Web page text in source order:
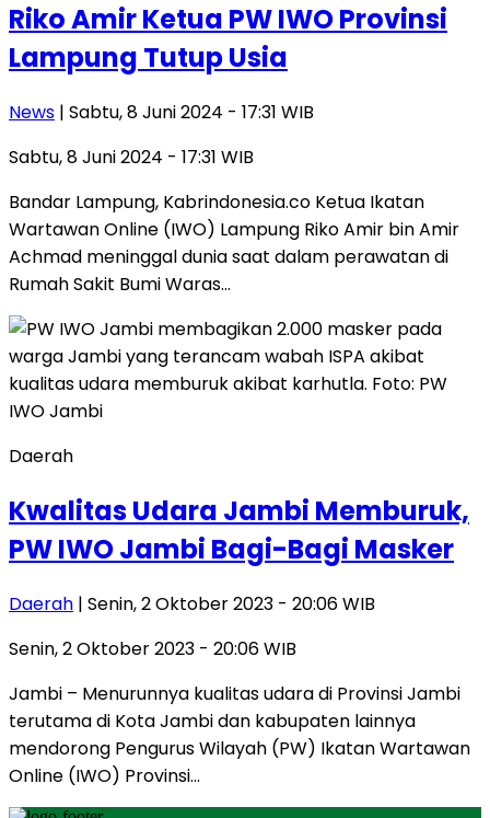
Riko Amir Ketua PW IWO Provinsi
Lampung Tutup Usia
News | Sabtu, 8 Juni 2024 - 17:31 WIB
Sabtu, 8 Juni 2024 - 17:31 WIB
Bandar Lampung, Kabrindonesia.co Ketua Ikatan
Wartawan Online (IWO) Lampung Riko Amir bin Amir
Achmad meninggal dunia saat dalam perawatan di
Rumah Sakit Bumi Waras…
Daerah
Kwalitas Udara Jambi Memburuk,
PW IWO Jambi Bagi-Bagi Masker
Daerah | Senin, 2 Oktober 2023 - 20:06 WIB
Senin, 2 Oktober 2023 - 20:06 WIB
Jambi – Menurunnya kualitas udara di Provinsi Jambi
terutama di Kota Jambi dan kabupaten lainnya
mendorong Pengurus Wilayah (PW) Ikatan Wartawan
Online (IWO) Provinsi…